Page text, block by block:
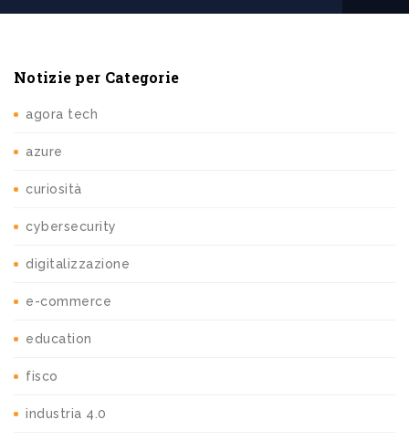
Notizie per Categorie
agora tech
azure
curiosità
cybersecurity
digitalizzazione
e-commerce
education
fisco
industria 4.0